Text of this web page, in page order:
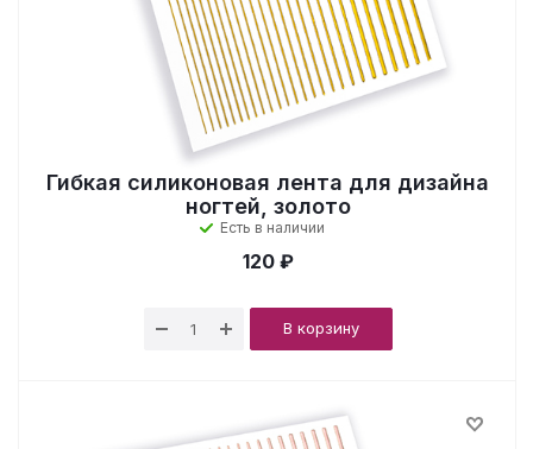
Гибкая силиконовая лента для дизайна
ногтей, золото
Есть в наличии
120 ₽
В корзину